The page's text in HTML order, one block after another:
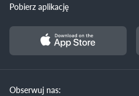
Pobierz aplikację
Obserwuj nas: